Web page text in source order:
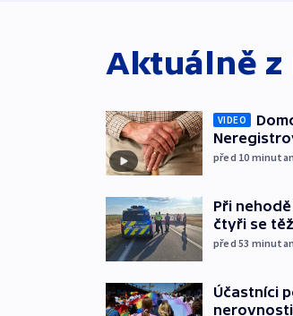
Aktuálně
VIDEO
před 10
Při
čtyři se
před 53
Účastníci